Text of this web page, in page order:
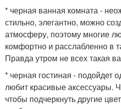
* черная ванная комната -
стильно, элегантно, можно
атмосферу, поэтому многие
комфортно и расслабленно в
Правда утром не всех такая
* черная гостиная - подойдет
любит красивые аксессуары.
чтобы подчеркнуть другие